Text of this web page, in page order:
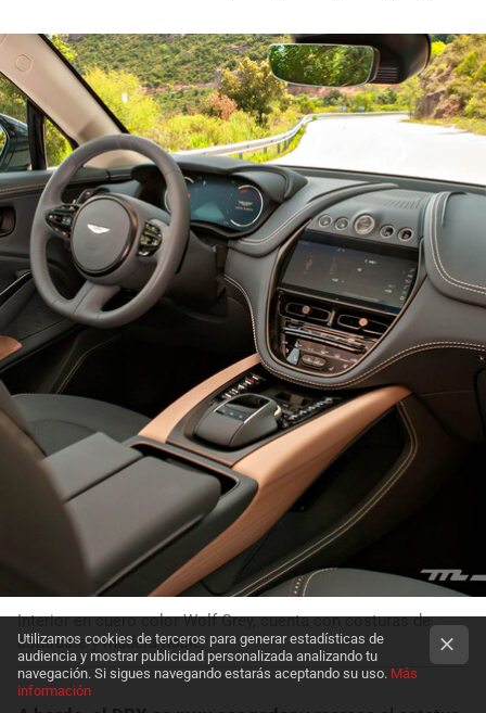
Interior en cuero color Wolf Grey, cuenta con costuras de
contraste y madera noble.
Utilizamos cookies de terceros para generar estadísticas de
audiencia y mostrar publicidad personalizada analizando tu
navegación. Si sigues navegando estarás aceptando su uso. Más
información